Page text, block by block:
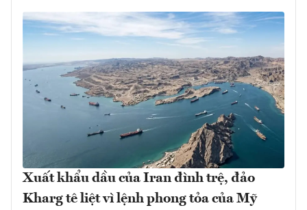
Xuất khẩu dầu của Iran đình trệ, đảo
Kharg tê liệt vì lệnh phong tỏa của Mỹ